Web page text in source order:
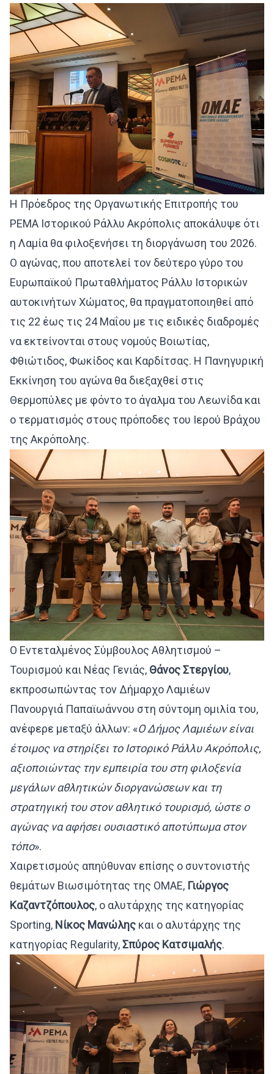
Η Πρόεδρος της Οργανωτικής Επιτροπής του
PEMA Ιστορικού Ράλλυ Ακρόπολις αποκάλυψε ότι
η Λαμία θα φιλοξενήσει τη διοργάνωση του 2026.
Ο αγώνας, που αποτελεί τον δεύτερο γύρο του
Ευρωπαϊκού Πρωταθλήματος Ράλλυ Ιστορικών
αυτοκινήτων Χώματος, θα πραγματοποιηθεί από
τις 22 έως τις 24 Μαΐου με τις ειδικές διαδρομές
να εκτείνονται στους νομούς Βοιωτίας,
Φθιώτιδος, Φωκίδος και Καρδίτσας. Η Πανηγυρική
Εκκίνηση του αγώνα θα διεξαχθεί στις
Θερμοπύλες με φόντο το άγαλμα του Λεωνίδα και
ο τερματισμός στους πρόποδες του Ιερού Βράχου
της Ακρόπολης.
Ο Εντεταλμένος Σύμβουλος Αθλητισμού –
Τουρισμού και Νέας Γενιάς, Θάνος Στεργίου,
εκπροσωπώντας τον Δήμαρχο Λαμιέων
Πανουργιά Παπαϊωάννου στη σύντομη ομιλία του,
ανέφερε μεταξύ άλλων: «Ο Δήμος Λαμιέων είναι
έτοιμος να στηρίξει το Ιστορικό Ράλλυ Ακρόπολις,
αξιοποιώντας την εμπειρία του στη φιλοξενία
μεγάλων αθλητικών διοργανώσεων και τη
στρατηγική του στον αθλητικό τουρισμό, ώστε ο
αγώνας να αφήσει ουσιαστικό αποτύπωμα στον
τόπο».
Χαιρετισμούς απηύθυναν επίσης ο συντονιστής
θεμάτων Βιωσιμότητας της ΟΜΑΕ, Γιώργος
Καζαντζόπουλος, ο αλυτάρχης της κατηγορίας
Sporting, Νίκος Μανώλης και ο αλυτάρχης της
κατηγορίας Regularity,Σπύρος Κατσιμαλής.